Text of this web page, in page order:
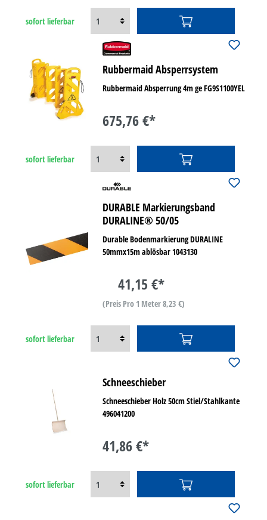
sofort lieferbar
Rubbermaid Absperrsystem
Rubbermaid Absperrung 4m ge FG9S1100YEL
675,76 €*
sofort lieferbar
DURABLE Markierungsband
DURALINE® 50/05
Durable Bodenmarkierung DURALINE
50mmx15m ablösbar 1043130
41,15 €*
(Preis Pro 1 Meter 8,23 €)
sofort lieferbar
Schneeschieber
Schneeschieber Holz 50cm Stiel/Stahlkante
496041200
41,86 €*
sofort lieferbar